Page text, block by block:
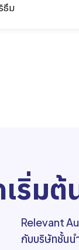
ธึม
ริ่มต้
Relevant
กับบริษัทชั้นน